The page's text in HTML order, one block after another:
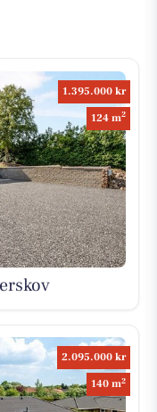
1.395.000 kr
124 m2
2.095.000 kr
140 m2